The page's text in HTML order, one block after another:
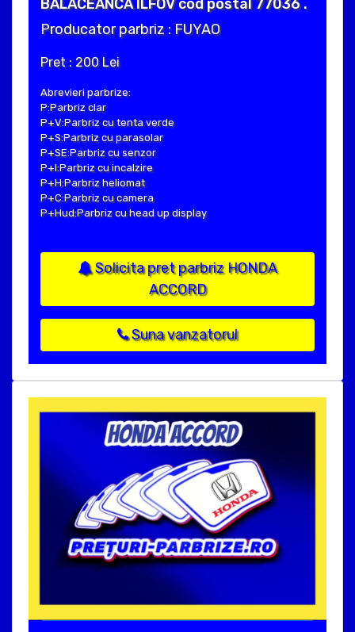
BALACEANCA ILFOV cod postal 77036 .
Producator parbriz : FUYAO
Pret : 200 Lei
Abrevieri parbrize:
P:Parbriz clar
P+V:Parbriz cu tenta verde
P+S:Parbriz cu parasolar
P+SE:Parbriz cu senzor
P+I:Parbriz cu incalzire
P+H:Parbriz heliomat
P+C:Parbriz cu camera
P+Hud:Parbriz cu head up display
Solicita pret parbriz HONDA
ACCORD
Suna vanzatorul